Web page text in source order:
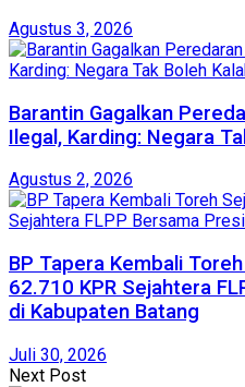
Agustus 3, 2026
Barantin Gagalkan
Ilegal, Karding: Negara
Agustus 2, 2026
BP Tapera Kembali
62.710 KPR Sejahtera
di Kabupaten Batang
Juli 30, 2026
Next Post